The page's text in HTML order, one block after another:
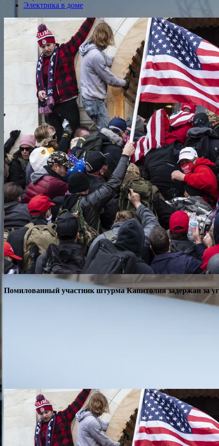
Электрика в доме
Помилованный участник штурма Капитолия задержан за